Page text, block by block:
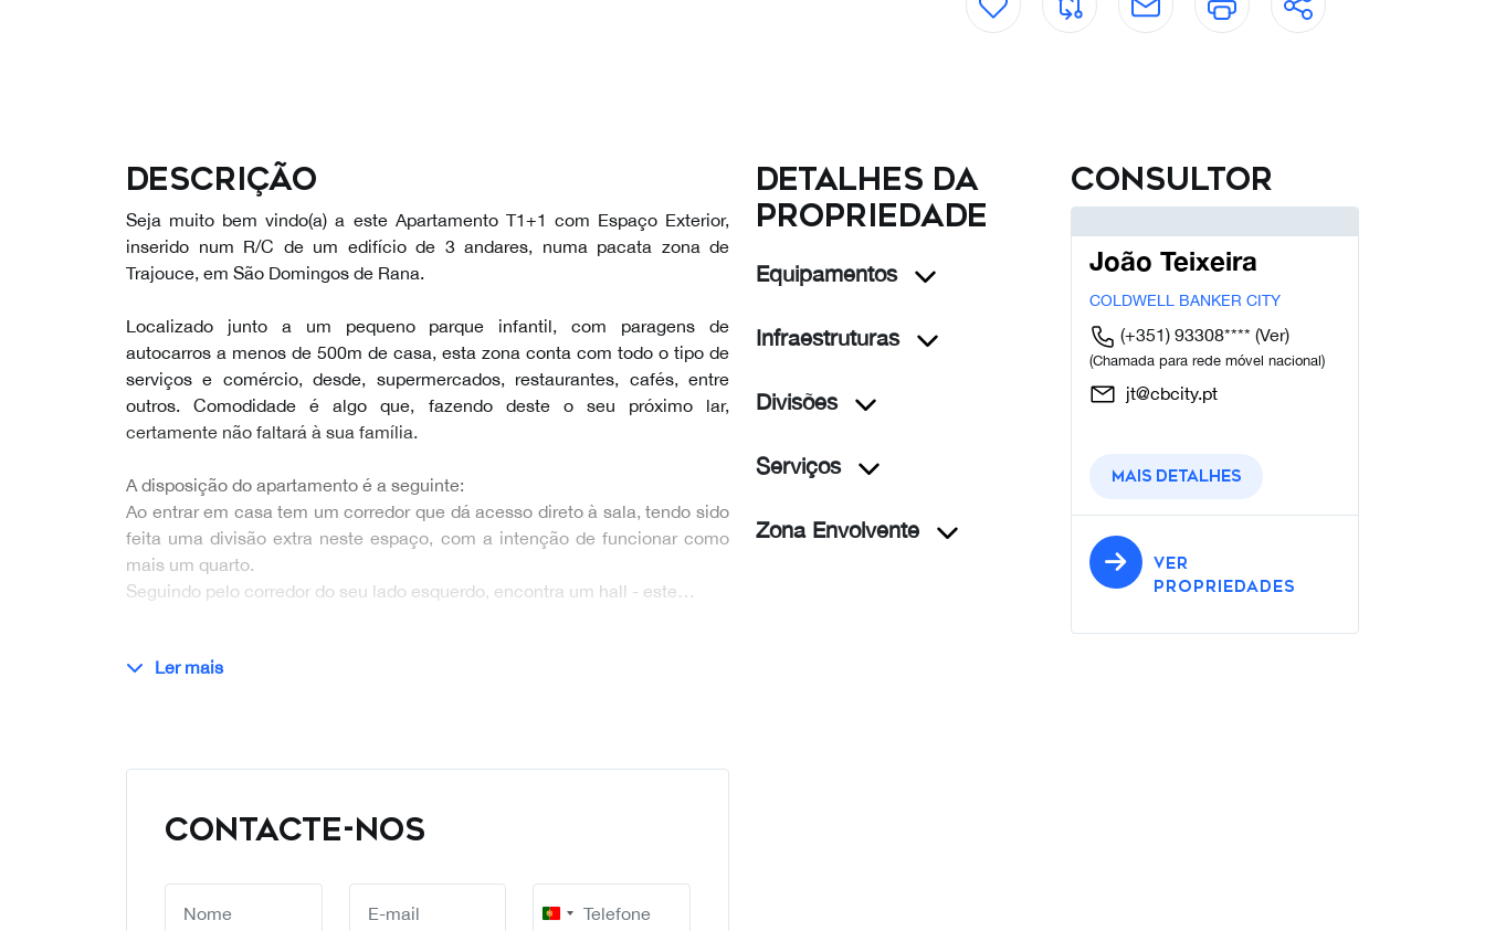
Descrição
Seja muito bem vindo(a) a este Apartamento T1+1 com Espaço Exterior,
inserido num R/C de um edifício de 3 andares, numa pacata zona de
Trajouce, em São Domingos de Rana.
Localizado junto a um pequeno parque infantil, com paragens de
autocarros a menos de 500m de casa, esta zona conta com todo o tipo de
serviços e comércio, desde, supermercados, restaurantes, cafés, entre
outros. Comodidade é algo que, fazendo deste o seu próximo lar,
certamente não faltará à sua família.
A disposição do apartamento é a seguinte:
Ao entrar em casa tem um corredor que dá acesso direto à sala, tendo sido
feita uma divisão extra neste espaço, com a intenção de funcionar como
mais um quarto.
Seguindo pelo corredor do seu lado esquerdo, encontra um hall - este…
Ler mais
CONTACTE-NOS
Portugal
Detalhes da
propriedade
Equipamentos
Infraestruturas
Divisões
Serviços
Zona Envolvente
Consultor
João Teixeira
COLDWELL BANKER CITY
(+351) 93308**** (Ver)
(Chamada para rede móvel nacional)
jt@cbcity.pt
Mais detalhes
VER
PROPRIEDADES